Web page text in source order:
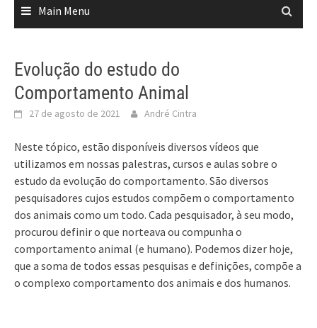
Main Menu
Evolução do estudo do
Comportamento Animal
27 de agosto de 2021 André Cintra
Neste tópico, estão disponíveis diversos vídeos que
utilizamos em nossas palestras, cursos e aulas sobre o
estudo da evolução do comportamento. São diversos
pesquisadores cujos estudos compõem o comportamento
dos animais como um todo. Cada pesquisador, à seu modo,
procurou definir o que norteava ou compunha o
comportamento animal (e humano). Podemos dizer hoje,
que a soma de todos essas pesquisas e definições, compõe a
o complexo comportamento dos animais e dos humanos.